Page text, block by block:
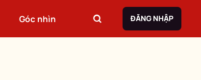
Góc nhìn ĐĂNG NHẬP